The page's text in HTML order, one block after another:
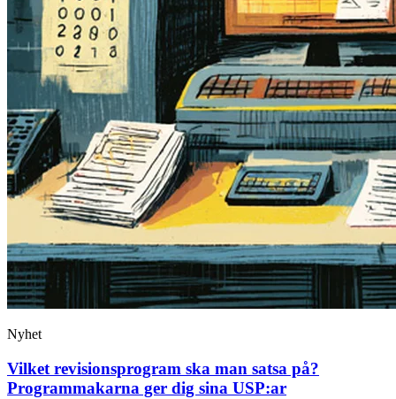
Nyhet
Vilket revisionsprogram ska man satsa på?
Programmakarna ger dig sina USP:ar